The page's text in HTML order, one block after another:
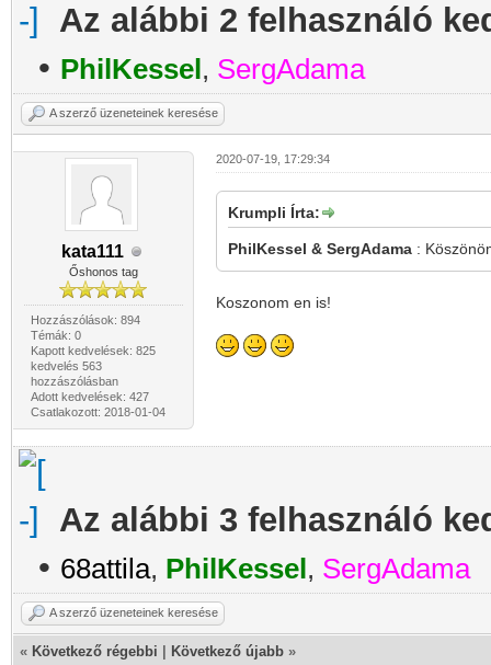
Az alábbi 2 felhasználó
• PhilKessel, SergAdama
A szerző üzeneteinek keresése
kata111
Őshonos tag
Hozzászólások: 894
Témák: 0
Kapott kedvelések: 825
kedvelés 563
hozzászólásban
Adott kedvelések: 427
Csatlakozott: 2018-01-04
2020-07-19, 17:29:34
Krumpli Írta:
PhilKessel & SergAdama:
Koszonom en is!
Az alábbi 3 felhasználó
• 68attila, PhilKessel, SergAdama
A szerző üzeneteinek keresése
« Következő régebbi Következő újabb »